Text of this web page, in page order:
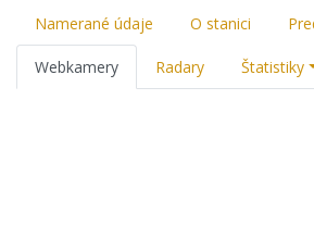
Namerané údaje O stanici
Webkamery Radary Štatistiky